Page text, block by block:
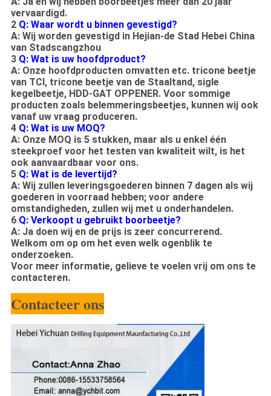
vervaardigd.
2 Q: Waar wordt u binnen gevestigd?
A: Wij worden gevestigd in Hejian-de Stad Hebei China
van Stadscangzhou
3 Q: Wat is uw hoofdproduct?
A: Onze hoofdproducten omvatten etc. tricone beetje
van TCI, tricone beetje van de Staaltand, sigle
kegelbeetje, HDD-GAT OPPENER. Voor sommige
producten zoals belemmeringsbeetjes, kunnen wij ook
vanaf uw vraag produceren.
4 Q: Wat is uw MOQ?
A: Onze MOQ is 5 stukken, maar als u enkel één
steekproef voor het testen van kwaliteit wilt, is het
ook aanvaardbaar voor ons.
5 Q: Wat is de levertijd?
A: Wij zullen leveringsgoederen binnen 7 dagen als wij
goederen in voorraad hebben; voor andere
omstandigheden, zullen wij met u onderhandelen.
6 Q: Verkoopt u gebruikt boorbeetje?
A: Ja doen wij en de prijs is zeer concurrerend.
Welkom om op om het even welk ogenblik te
onderzoeken.
Voor meer informatie, gelieve te voelen vrij om ons te
contacteren.
Contacteer ons